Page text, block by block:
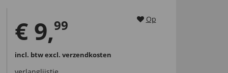
€ 9,99
incl. btwexcl. verzendkosten
Op